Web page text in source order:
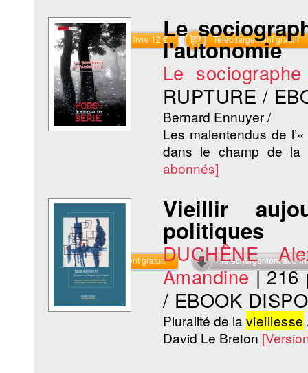
Commander le livre 12 € Téléchargement gratuit
Le
l'autonomie
Le sociographe
RUPTURE /
Bernard Ennuyer /
Les malentendus de
dans le champ de la
abonnés]
Téléchargement gratuit Téléchargement
Vieillir
politiques
DUCHÊNE
Amandine |216
/ EBOOK
Pluralité de lavieillesse
David Le Breton